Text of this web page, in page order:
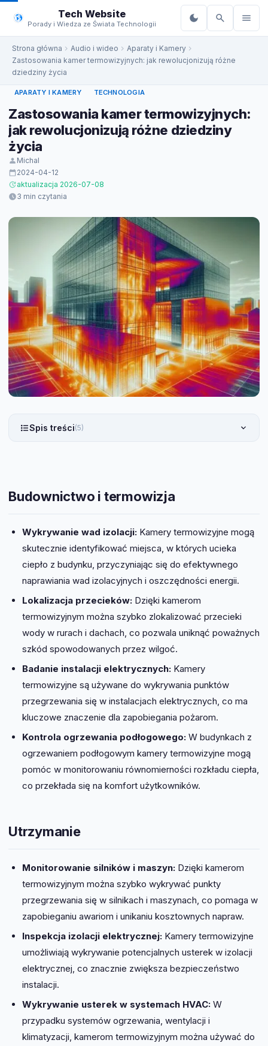
do
treści
Tech Website
Porady i Wiedza ze Świata Technologii
Strona główna Audio i wideo
Aparaty i Kamery
Zastosowania kamer termowizyjnych: jak rewolucjonizują różne
dziedziny życia
APARATY I KAMERY TECHNOLOGIA
Zastosowania kamer termowizyjnych:
jak rewolucjonizują różne dziedziny
życia
Michal
2024-04-12
aktualizacja 2026-07-08
3 min czytania
Spis treści(5)
Budownictwo i termowizja
Wykrywanie wad izolacji:Kamery termowizyjne mogą
skutecznie identyfikować miejsca, w których ucieka
ciepło z budynku, przyczyniając się do efektywnego
naprawiania wad izolacyjnych i oszczędności energii.
Lokalizacja przecieków:Dzięki kamerom
termowizyjnym można szybko zlokalizować przecieki
wody w rurach i dachach, co pozwala uniknąć poważnych
szkód spowodowanych przez wilgoć.
Badanie instalacji elektrycznych:Kamery
termowizyjne są używane do wykrywania punktów
przegrzewania się w instalacjach elektrycznych, co ma
kluczowe znaczenie dla zapobiegania pożarom.
Kontrola ogrzewania podłogowego:W budynkach z
ogrzewaniem podłogowym kamery termowizyjne mogą
pomóc w monitorowaniu równomierności rozkładu ciepła,
co przekłada się na komfort użytkowników.
Utrzymanie
Monitorowanie silników i maszyn:Dzięki kamerom
termowizyjnym można szybko wykrywać punkty
przegrzewania się w silnikach i maszynach, co pomaga w
zapobieganiu awariom i unikaniu kosztownych napraw.
Inspekcja izolacji elektrycznej:Kamery termowizyjne
umożliwiają wykrywanie potencjalnych usterek w izolacji
elektrycznej, co znacznie zwiększa bezpieczeństwo
instalacji.
Wykrywanie usterek w systemach HVAC:W
przypadku systemów ogrzewania, wentylacji i
klimatyzacji, kamerom termowizyjnym można używać do